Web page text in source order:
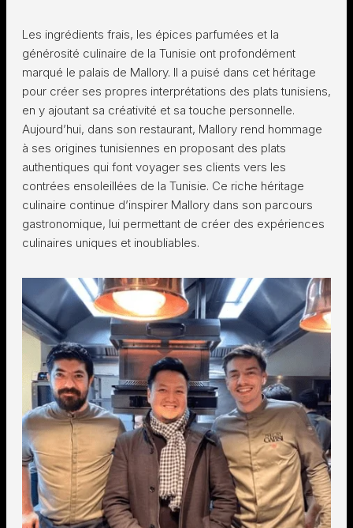
Les ingrédients frais, les épices parfumées et la
générosité culinaire de la Tunisie ont profondément
marqué le palais de Mallory. Il a puisé dans cet héritage
pour créer ses propres interprétations des plats tunisiens,
en y ajoutant sa créativité et sa touche personnelle.
Aujourd’hui, dans son restaurant, Mallory rend hommage
à ses origines tunisiennes en proposant des plats
authentiques qui font voyager ses clients vers les
contrées ensoleillées de la Tunisie. Ce riche héritage
culinaire continue d’inspirer Mallory dans son parcours
gastronomique, lui permettant de créer des expériences
culinaires uniques et inoubliables.